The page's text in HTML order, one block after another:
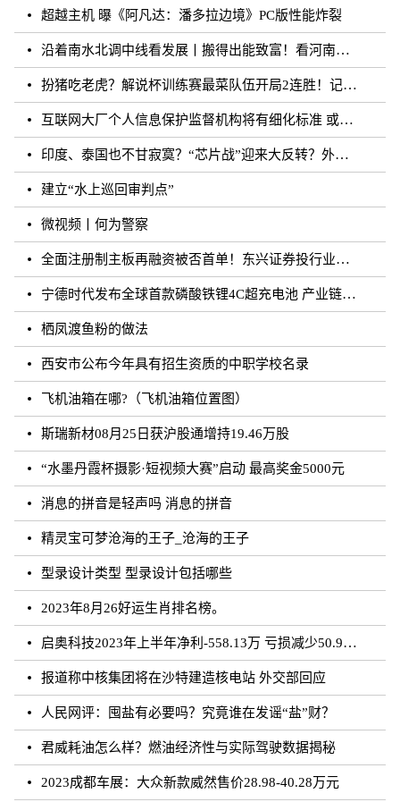
超越主机 曝《阿凡达：潘多拉边境》PC版性能炸裂
沿着南水北调中线看发展丨搬得出能致富！看河南各地“移民村”如何变身“宜民村”
扮猪吃老虎？解说杯训练赛最菜队伍开局2连胜！记得躺枪
互联网大厂个人信息保护监督机构将有细化标准 或须六个月内完成组建
印度、泰国也不甘寂寞？“芯片战”迎来大反转？外媒：风云再起
建立“水上巡回审判点”
微视频丨何为警察
全面注册制主板再融资被否首单！东兴证券投行业务再遭打击
宁德时代发布全球首款磷酸铁锂4C超充电池 产业链上市公司相继规划和布局
栖凤渡鱼粉的做法
西安市公布今年具有招生资质的中职学校名录
飞机油箱在哪?（飞机油箱位置图）
斯瑞新材08月25日获沪股通增持19.46万股
“水墨丹霞杯摄影·短视频大赛”启动 最高奖金5000元
消息的拼音是轻声吗 消息的拼音
精灵宝可梦沧海的王子_沧海的王子
型录设计类型 型录设计包括哪些
2023年8月26好运生肖排名榜。
启奥科技2023年上半年净利-558.13万 亏损减少50.91%
报道称中核集团将在沙特建造核电站 外交部回应
人民网评：囤盐有必要吗？究竟谁在发谣“盐”财？
君威耗油怎么样？燃油经济性与实际驾驶数据揭秘
2023成都车展：大众新款威然售价28.98-40.28万元